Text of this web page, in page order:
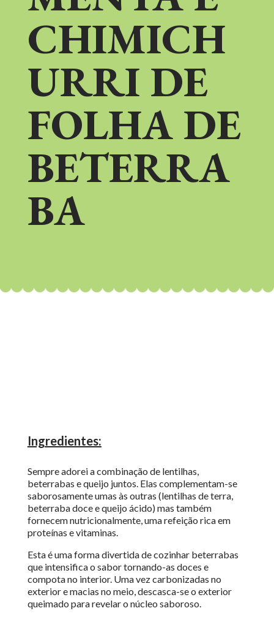
CHIMICH
URRI DE
FOLHA DE
BETERRA
BA
Ingredientes:
Sempre adorei a combinação de lentilhas,
beterrabas e queijo juntos. Elas complementam-se
saborosamente umas às outras (lentilhas de terra,
beterraba doce e queijo ácido) mas também
fornecem nutricionalmente, uma refeição rica em
proteínas e vitaminas.
Esta é uma forma divertida de cozinhar beterrabas
que intensifica o sabor tornando-as doces e
compota no interior. Uma vez carbonizadas no
exterior e macias no meio, descasca-se o exterior
queimado para revelar o núcleo saboroso.